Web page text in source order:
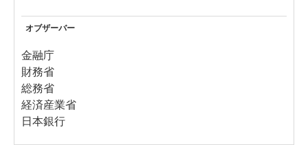
オブザーバー
金融庁
財務省
総務省
経済産業省
日本銀行